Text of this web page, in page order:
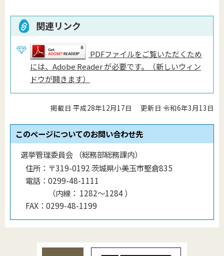
関連リンク
PDFファイルをご覧いただくため
には、Adobe Reader が必要です。（新しいウィン
ドウが開きます）
掲載日 平成28年12月17日 更新日 令和6年3月13日
このページについてのお問い合わせ先
選挙管理委員会 （総務部総務課内）
住所： 〒319-0192 茨城県小美玉市堅倉835
電話： 0299-48-1111
（内線 ： 1282～1284）
FAX： 0299-48-1199